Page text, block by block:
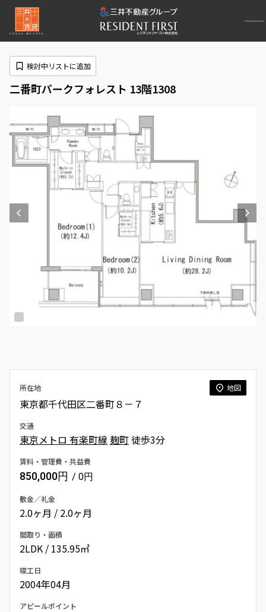
二番町パークフォレスト 13階1308
検討中リストに追加
所在地 地図
東京都千代田区二番町８－７
交通
東京メトロ 有楽町線 麹町徒歩3分
賃料・管理費・共益費
850,000円 / 0円
敷金／礼金
2.0ヶ月 / 2.0ヶ月
間取り・面積
2LDK / 135.95㎡
竣工日
2004年04月
アピールポイント